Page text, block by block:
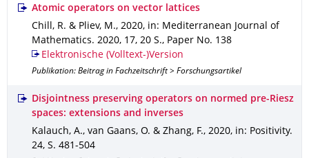
Atomic operators on vector lattices
Chill, R. & Pliev, M., 2020, in: Mediterranean Journal of
Mathematics. 2020, 17, 20 S., Paper No. 138
Elektronische (Volltext-)Version
Publikation: Beitrag in Fachzeitschrift > Forschungsartikel
Disjointness preserving operators on normed pre-Riesz
spaces: extensions and inverses
Kalauch, A., van Gaans, O. & Zhang, F., 2020, in: Positivity.
24, S. 481-504